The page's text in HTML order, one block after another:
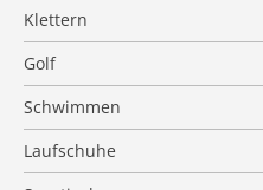
Klettern
Golf
Schwimmen
Laufschuhe